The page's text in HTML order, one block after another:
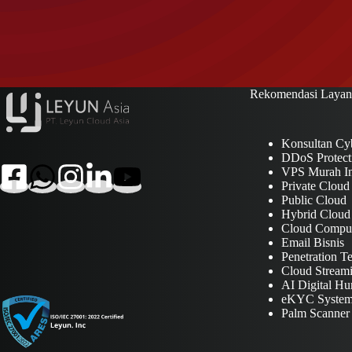
Rekomendasi
Konsultan
DDoS
VPS Murah
Private Cloud
Public Cloud
Hybrid Cloud
Cloud
Email Bisnis
Penetration
Cloud
AI Digital
eKYC
Palm